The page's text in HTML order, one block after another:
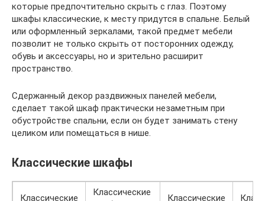
которые предпочтительно скрыть с глаз. Поэтому
шкафы классические, к месту придутся в спальне. Белый
или оформленный зеркалами, такой предмет мебели
позволит не только скрыть от посторонних одежду,
обувь и аксессуары, но и зрительно расширит
пространство.
Сдержанный декор раздвижных панелей мебели,
сделает такой шкаф практически незаметным при
обустройстве спальни, если он будет занимать стену
целиком или помещаться в нише.
Классические шкафы
Классические
Классические
Классические